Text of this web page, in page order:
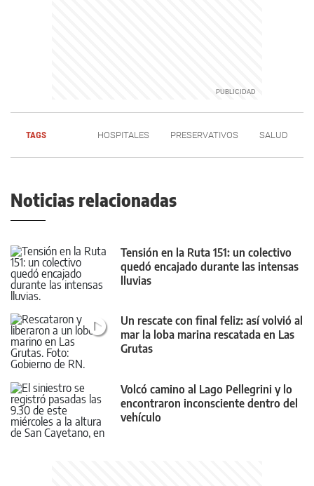
TAGS HOSPITALES PRESERVATIVOS SALUD
Noticias relacionadas
Tensión en la Ruta 151: un colectivo
quedó encajado durante las intensas
lluvias
Un rescate con final feliz: así volvió al
mar la loba marina rescatada en Las
Grutas
Volcó camino al Lago Pellegrini y lo
encontraron inconsciente dentro del
vehículo